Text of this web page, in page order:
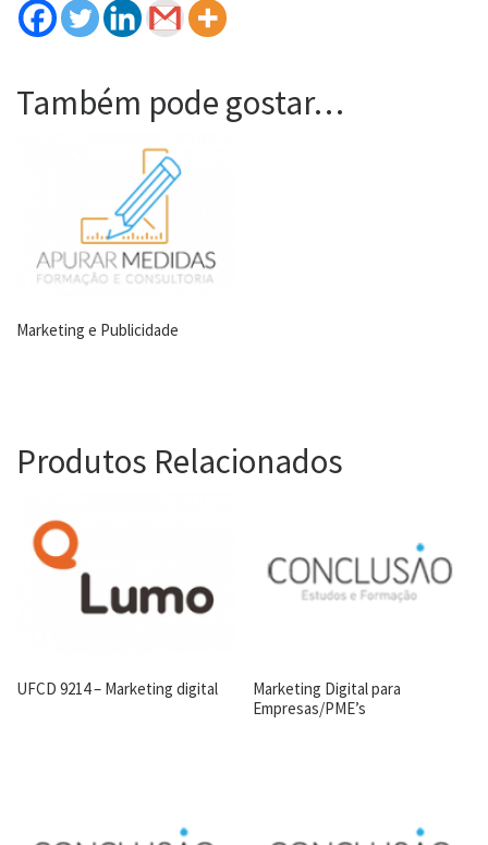
Também pode gostar…
Marketing e Publicidade
Produtos Relacionados
UFCD 9214 – Marketing digital
Marketing Digital para
Empresas/PME’s